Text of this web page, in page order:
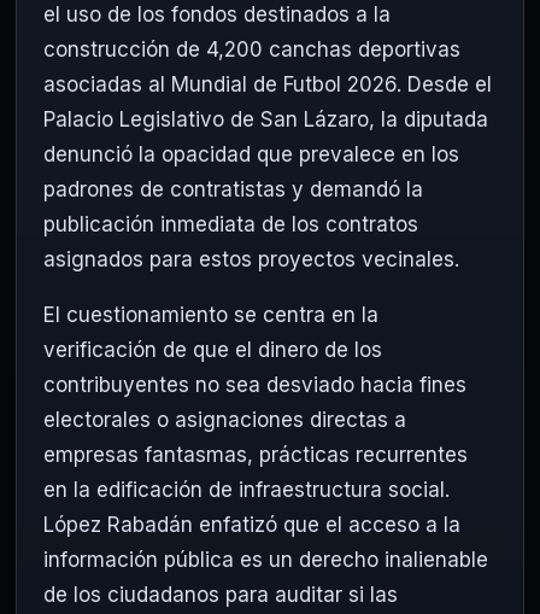
el uso de los fondos destinados a la
construcción de 4,200 canchas deportivas
asociadas al Mundial de Futbol 2026. Desde el
Palacio Legislativo de San Lázaro, la diputada
denunció la opacidad que prevalece en los
padrones de contratistas y demandó la
publicación inmediata de los contratos
asignados para estos proyectos vecinales.
El cuestionamiento se centra en la
verificación de que el dinero de los
contribuyentes no sea desviado hacia fines
electorales o asignaciones directas a
empresas fantasmas, prácticas recurrentes
en la edificación de infraestructura social.
López Rabadán enfatizó que el acceso a la
información pública es un derecho inalienable
de los ciudadanos para auditar si las